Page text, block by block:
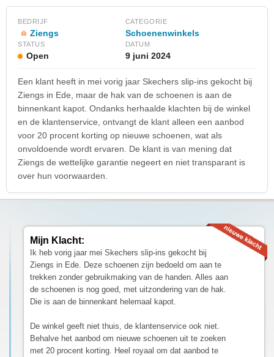
BEDRIJF
Ziengs
CATEGORIE
Schoenenwinkels
STATUS
Open
DATUM
9 juni 2024
Een klant heeft in mei vorig jaar Skechers slip-ins gekocht bij
Ziengs in Ede, maar de hak van de schoenen is aan de
binnenkant kapot. Ondanks herhaalde klachten bij de winkel
en de klantenservice, ontvangt de klant alleen een aanbod
voor 20 procent korting op nieuwe schoenen, wat als
onvoldoende wordt ervaren. De klant is van mening dat
Ziengs de wettelijke garantie negeert en niet transparant is
over hun voorwaarden.
Mijn Klacht:
Ik heb vorig jaar mei Skechers slip-ins gekocht bij
Ziengs in Ede. Deze schoenen zijn bedoeld om aan te
trekken zonder gebruikmaking van de handen. Alles aan
de schoenen is nog goed, met uitzondering van de hak.
Die is aan de binnenkant helemaal kapot.
De winkel geeft niet thuis, de klantenservice ook niet.
Behalve het aanbod om nieuwe schoenen uit te zoeken
met 20 procent korting. Heel royaal om dat aanbod te